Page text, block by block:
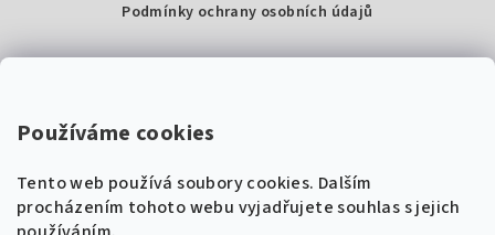
Používáme cookies
Tento web používá soubory cookies. Dalším
procházením tohoto webu vyjadřujete souhlas s jejich
Podmínky ochrany osobních údajů
Super Noty, s.r.o.
IČ: 04568672